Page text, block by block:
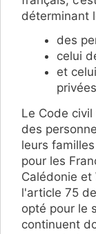
déterminant
des
celui
et
Le Code
des
leurs
pour les
Calédonie
l'article 75
opté pour le
continuent